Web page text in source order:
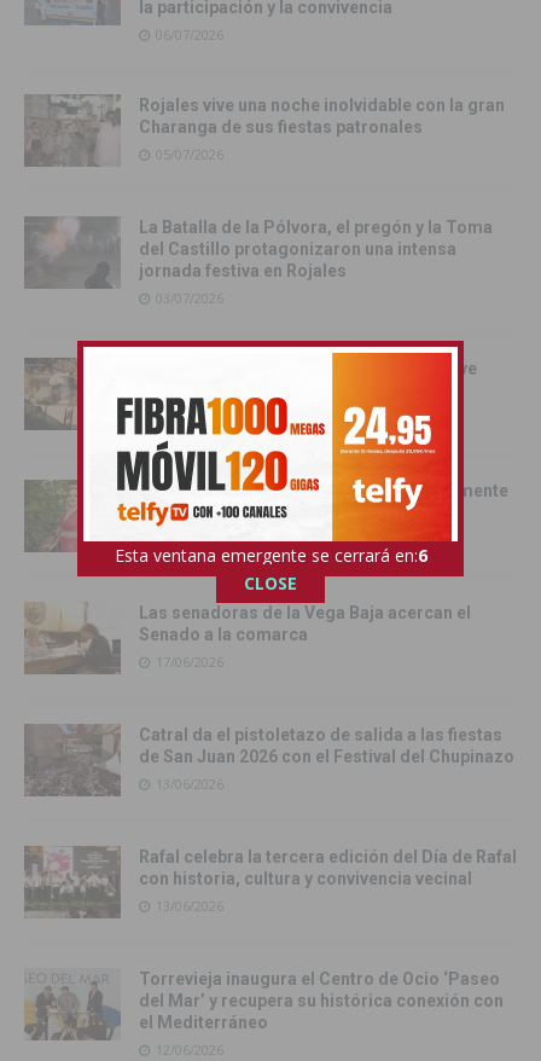
la participación y la convivencia
06/07/2026
Rojales vive una noche inolvidable con la gran
Charanga de sus fiestas patronales
05/07/2026
La Batalla de la Pólvora, el pregón y la Toma
del Castillo protagonizaron una intensa
jornada festiva en Rojales
03/07/2026
Orihuela se convierte en escenario del live
01/07/2026
Pilar Hernández, Armengola 2026: «realmente
soy una Armengola ‘Armengola'»
29/06/2026
Las senadoras de la Vega Baja acercan el
Senado a la comarca
17/06/2026
Catral da el pistoletazo de salida a las fiestas
de San Juan 2026 con el Festival del Chupinazo
13/06/2026
Rafal celebra la tercera edición del Día de Rafal
con historia, cultura y convivencia vecinal
13/06/2026
Torrevieja inaugura el Centro de Ocio ‘Paseo
del Mar’ y recupera su histórica conexión con
el Mediterráneo
12/06/2026
Esta ventana emergente se cerrará en:4
CLOSE